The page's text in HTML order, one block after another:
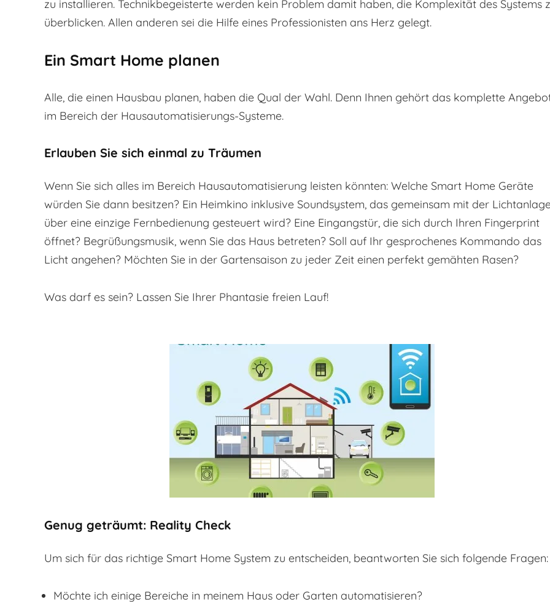
zu installieren. Technikbegeisterte werden kein Problem damit haben, die Komplexität des Systems
überblicken. Allen anderen sei die Hilfe eines Professionisten ans Herz gelegt.
Ein Smart Home planen
Alle, die einen Hausbau planen, haben die Qual der Wahl. Denn Ihnen gehört das komplette
im Bereich der Hausautomatisierungs-Systeme.
Erlauben Sie sich einmal zu Träumen
Wenn Sie sich alles im Bereich Hausautomatisierung leisten könnten: Welche Smart Home Geräte
würden Sie dann besitzen? Ein Heimkino inklusive Soundsystem, das gemeinsam mit der
über eine einzige Fernbedienung gesteuert wird? Eine Eingangstür, die sich durch Ihren Fingerprint
öffnet? Begrüßungsmusik, wenn Sie das Haus betreten? Soll auf Ihr gesprochenes Kommando das
Licht angehen? Möchten Sie in der Gartensaison zu jeder Zeit einen perfekt gemähten Rasen?
Was darf es sein? Lassen Sie Ihrer Phantasie freien Lauf!
Genug geträumt: Reality Check
Um sich für das richtige Smart Home System zu entscheiden, beantworten Sie sich folgende Fragen:
Möchte ich einige Bereiche in meinem Haus oder Garten automatisieren?